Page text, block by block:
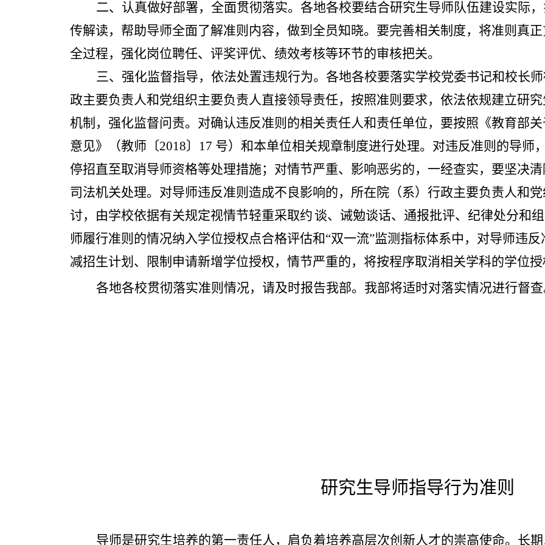
二、认真做好部署，全面贯彻落实。各地各校要结合研究生导师队伍建设实际
传解读，帮助导师全面了解准则内容，做到全员知晓。要完善相关制度，将准则真
全过程，强化岗位聘任、评奖评优、绩效考核等环节的审核把关。
三、强化监督指导，依法处置违规行为。各地各校要落实学校党委书记和校长
政主要负责人和党组织主要负责人直接领导责任，按照准则要求，依法依规建立研
机制，强化监督问责。对确认违反准则的相关责任人和责任单位，要按照《教育部
意见》（教师〔2018〕 17 号）和本单位相关规章制度进行处理。对违反准则的导师
停招直至取消导师资格等处理措施；对情节严重、影响恶劣的，一经查实，要坚决
司法机关处理。对导师违反准则造成不良影响的，所在院（系）行政主要负责人和
讨，由学校依据有关规定视情节轻重采取约 谈、诫勉谈话、通报批评、纪律处分和
师履行准则的情况纳入学位授权点合格评估和“双一流”监测指标体系中，对导师违
减招生计划、限制申请新增学位授权，情节严重的，将按程序取消相关学科的学位
各地各校贯彻落实准则情况，请及时报告我部。我部将适时对落实情况进行督
研究生导师指导行为准则
导师是研究生培养的第一责任人，肩负着培养高层次创新人才的崇高使命。长